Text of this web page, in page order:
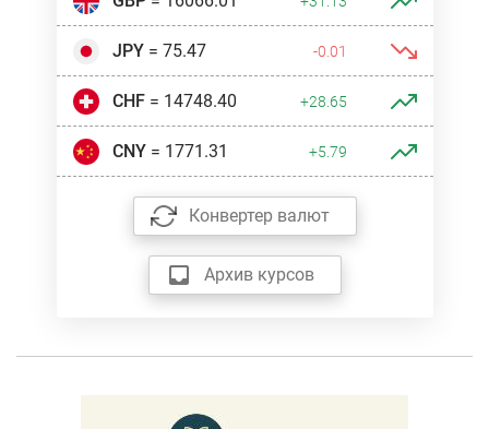
JPY= 75.47 -0.01
CHF= 14748.40 +28.65
CNY= 1771.31 +5.79
Конвертер валют
Архив курсов